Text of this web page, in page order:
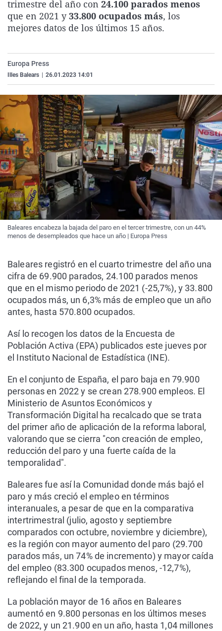
La rosa de los vientos
Gente viajera
Caso
Retornados
Extremadura
Galicia
Virales
Televisión
trimestre del año con 24.100 parados menos
que en 2021 y33.800 ocupados más, los
mejores datos de los últimos 15 años.
Europa Press
Illes Balears 26.01.2023 14:01
Baleares encabeza la bajada del paro en el tercer trimestre, con un 44%
menos de desempleados que hace un año | Europa Press
Baleares registró en el cuarto trimestre del año una
cifra de 69.900 parados, 24.100 parados menos
que en el mismo periodo de 2021 (-25,7%), y 33.800
ocupados más, un 6,3% más de empleo que un año
antes, hasta 570.800 ocupados.
Así lo recogen los datos de la Encuesta de
Población Activa (EPA) publicados este jueves por
el Instituto Nacional de Estadística (INE).
En el conjunto de España, el paro baja en 79.900
personas en 2022 y se crean 278.900 empleos. El
Ministerio de Asuntos Económicos y
Transformación Digital ha recalcado que se trata
del primer año de aplicación de la reforma laboral,
valorando que se cierra "con creación de empleo,
reducción del paro y una fuerte caída de la
temporalidad".
Baleares fue así la Comunidad donde más bajó el
paro y más creció el empleo en términos
interanuales, a pesar de que en la comparativa
intertrimestral (julio, agosto y septiembre
comparados con octubre, noviembre y diciembre),
es la región con mayor aumento del paro (29.700
parados más, un 74% de incremento) y mayor caída
del empleo (83.300 ocupados menos, -12,7%),
reflejando el final de la temporada.
La población mayor de 16 años en Baleares
aumentó en 9.800 personas en los últimos meses
de 2022, y un 21.900 en un año, hasta 1,04 millones